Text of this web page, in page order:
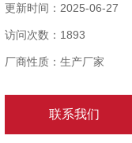
防腐等:WF2
更新时间：2025-06-27
访问次数：1893
厂商性质：生产厂家
联系我们